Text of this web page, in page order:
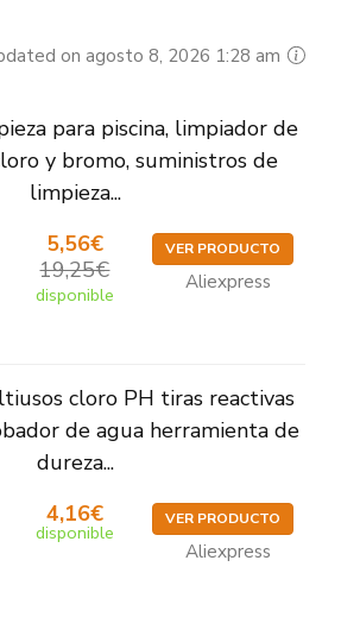
on agosto 8, 2026 1:28 am
para piscina, limpiador de
y bromo, suministros de
limpieza...
5,56€
19,25€
disponible
VER PRODUCTO
Aliexpress
cloro PH tiras reactivas
de agua herramienta de
dureza...
4,16€
disponible
VER PRODUCTO
Aliexpress